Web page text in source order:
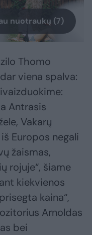
nuotraukų (7)
Thomo
viena spalva:
Antrasis
Vakarų
Europos negali
žaismas,
rojuje“, šiame
kiekvienos
kaina“,
Arnoldas
bei